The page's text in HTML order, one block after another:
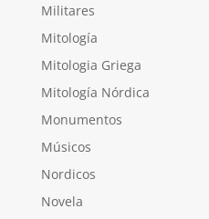
Militares
Mitología
Mitologia Griega
Mitología Nórdica
Monumentos
Músicos
Nordicos
Novela